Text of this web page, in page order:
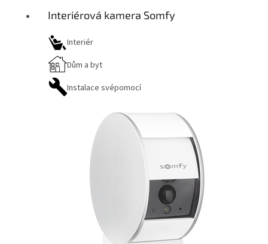
Interiérová kamera Somfy
Interiér
Dům a byt
Instalace svépomocí